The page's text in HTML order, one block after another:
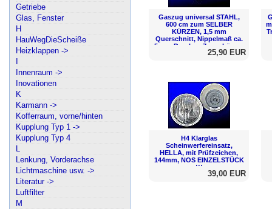
Getriebe
Glas, Fenster
H
HauWegDieScheiße
Heizklappen ->
Innenraum ->
Inovationen
K
Karmann ->
Kofferraum, vorne/hinten
Kupplung Typ 1 ->
Kupplung Typ 4
L
Lenkung, Vorderachse
Lichtmaschine usw. ->
Literatur ->
Luftfilter
M
Gaszug universal STAHL,
600 cm zum SELBER
KÜRZEN, 1,5 mm
Querschnitt, Nippelmaß ca.
5 mm Durchm. 7 mm Länge,
speziell für Trikes,25,90 EUR
H4 Klarglas
Scheinwerfereinsatz,
HELLA, mit Prüfzeichen,
144mm, NOS EINZELSTÜCK
!!!
39,00 EUR